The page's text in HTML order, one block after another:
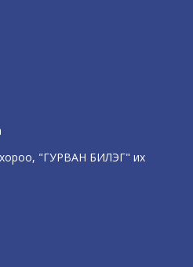
хороо, "ГУРВАН БИЛЭГ" их